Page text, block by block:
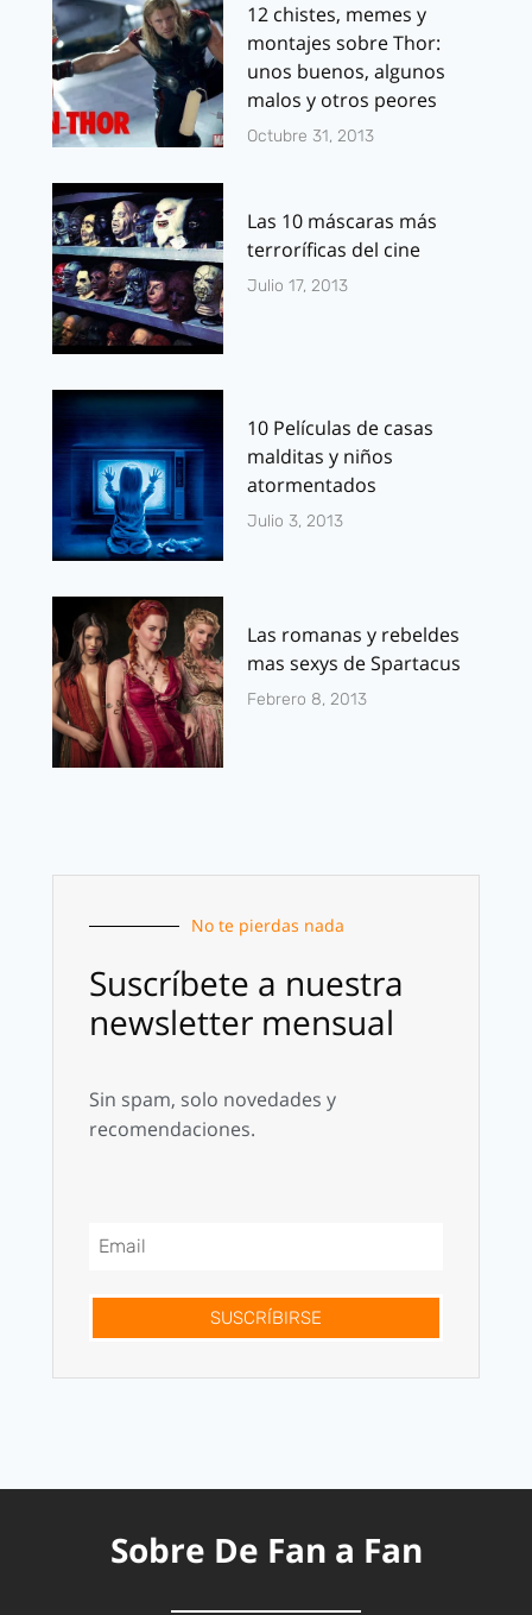
12 chistes, memes y
montajes sobre Thor:
unos buenos, algunos
malos y otros peores
Octubre 31, 2013
Las 10 máscaras más
terroríficas del cine
Julio 17, 2013
10 Películas de casas
malditas y niños
atormentados
Julio 3, 2013
Las romanas y rebeldes
mas sexys de Spartacus
Febrero 8, 2013
No te pierdas nada
Suscríbete a nuestra
newsletter mensual
Sin spam, solo novedades y
recomendaciones.
SUSCRÍBIRSE
Sobre De Fan a Fan